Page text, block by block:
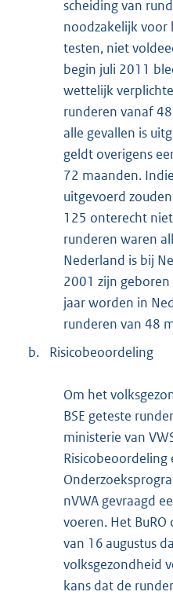
scheiding van
noodzakelijk voor
testen, niet
begin juli 2011
wettelijk
runderen vanaf
alle gevallen is
geldt overigens
72 maanden.
uitgevoerd
125 onterecht niet
runderen waren
Nederland is bij
2001 zijn geboren
jaar worden in
runderen van 48
b.
Risicobeoordeling
Om het
BSE geteste
ministerie van
Risicobeoordeling
nVWA gevraagd
voeren. Het
van 16 augustus
volksgezondheid
kans dat de